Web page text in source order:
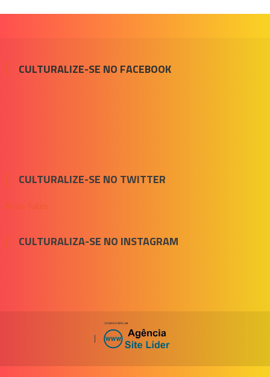
CULTURALIZE-SE NO FACEBOOK
CULTURALIZE-SE NO TWITTER
Meus Tuítes
CULTURALIZA-SE NO INSTAGRAM
|